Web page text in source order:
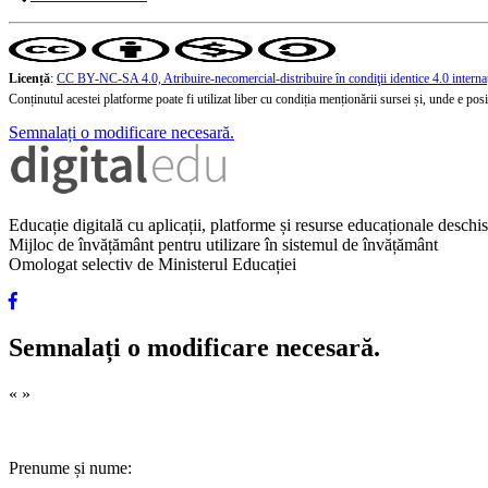
Licență: CC BY-NC-SA 4.0, Atribuire-necomercial-distribuire în condiţii identice 4.0
Conținutul acestei platforme poate fi utilizat liber cu condiția menționării sursei și, unde e
Semnalați o modificare necesară.
Educație digitală cu aplicații, platforme și resurse educaționale
Mijloc de învățământ pentru utilizare în sistemul de învățământ
Omologat selectiv de Ministerul Educației
Semnalați o modificare necesară.
« »
Prenume și nume: